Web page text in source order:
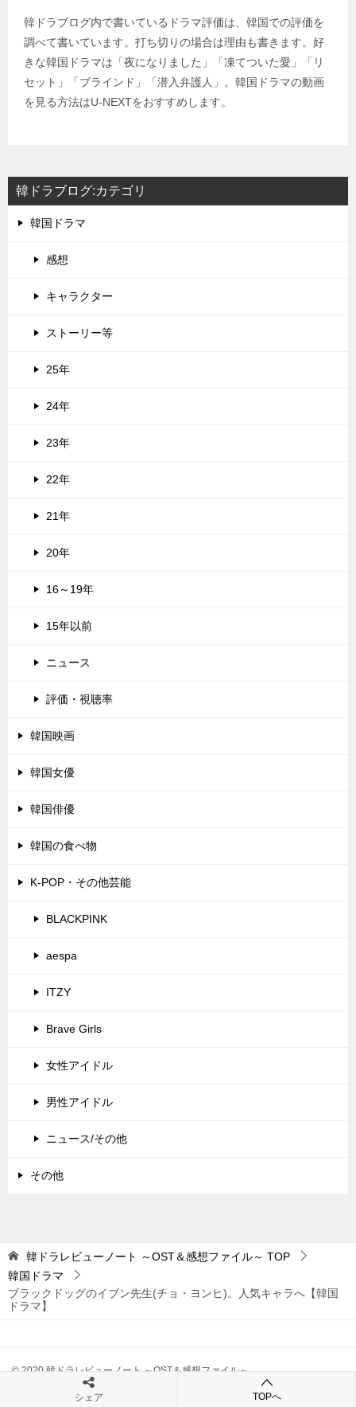
韓ドラブログ内で書いているドラマ評価は、韓国での評価を
調べて書いています。打ち切りの場合は理由も書きます。好
きな韓国ドラマは「夜になりました」「凍てついた愛」「リ
セット」「ブラインド」「潜入弁護人」。韓国ドラマの動画
を見る方法はU-NEXTをおすすめします。
韓ドラブログ:カテゴリ
韓国ドラマ
感想
キャラクター
ストーリー等
25年
24年
23年
22年
21年
20年
16～19年
15年以前
ニュース
評価・視聴率
韓国映画
韓国女優
韓国俳優
韓国の食べ物
K-POP・その他芸能
BLACKPINK
aespa
ITZY
Brave Girls
女性アイドル
男性アイドル
ニュース/その他
その他
韓ドラレビューノート ～OST＆感想ファイル～ TOP
韓国ドラマ
ブラックドッグのイブン先生(チョ・ヨンヒ)。人気キャラへ【韓国
ドラマ】
© 2020 韓ドラレビューノート ～OST＆感想ファイル～
シェア TOPへ